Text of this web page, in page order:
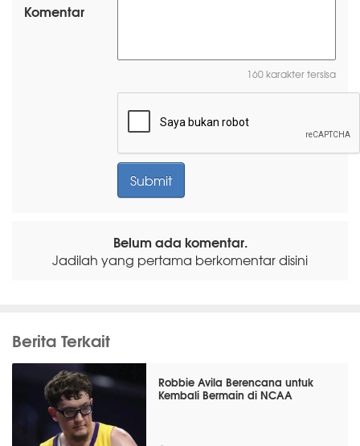
Komentar
160 karakter tersisa
Belum ada komentar.
Jadilah yang pertama berkomentar disini
Berita Terkait
Robbie Avila Berencana untuk
Kembali Bermain di NCAA